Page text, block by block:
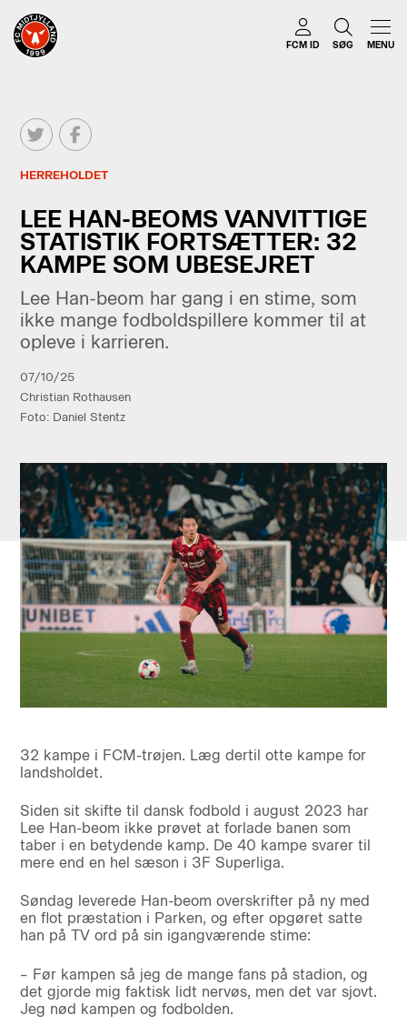
FCM ID SØG MENU
HERREHOLDET
LEE HAN-BEOMS VANVITTIGE
STATISTIK FORTSÆTTER: 32
KAMPE SOM UBESEJRET
Lee Han-beom har gang i en stime, som
ikke mange fodboldspillere kommer til at
opleve i karrieren.
07/10/25
Christian Rothausen
Foto: Daniel Stentz
32 kampe i FCM-trøjen. Læg dertil otte kampe for
landsholdet.
Siden sit skifte til dansk fodbold i august 2023 har
Lee Han-beom ikke prøvet at forlade banen som
taber i en betydende kamp. De 40 kampe svarer til
mere end en hel sæson i 3F Superliga.
Søndag leverede Han-beom overskrifter på ny med
en flot præstation i Parken, og efter opgøret satte
han på TV ord på sin igangværende stime:
– Før kampen så jeg de mange fans på stadion, og
det gjorde mig faktisk lidt nervøs, men det var sjovt.
Jeg nød kampen og fodbolden.